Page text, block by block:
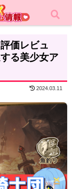
価レビュ
る美少女ア
2024.03.11